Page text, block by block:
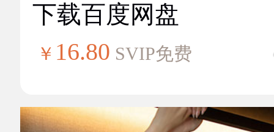
下载百度网盘
￥ 16.80 SVIP免费